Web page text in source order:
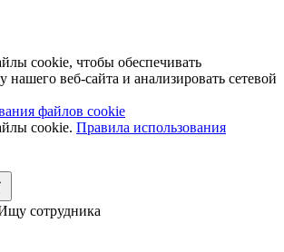
cookie, чтобы обеспечивать
нашего веб-сайта и анализировать сетевой
файлов cookie
cookie. Правила использования
сотрудника